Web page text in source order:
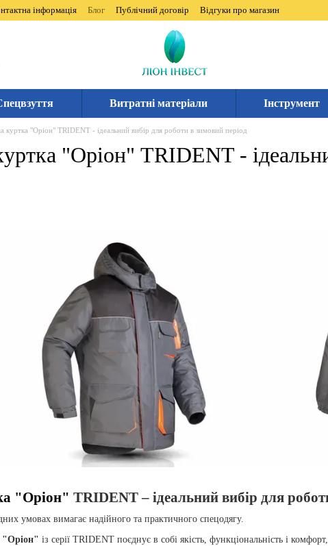
інформація Блог Публічний договір Відгуки про магазин
Витратні матеріали Інструмент
куртка "Оріон" TRIDENT - ідеальний вибір для роботи в зимовий період
"Оріон" TRIDENT -
"Оріон" TRIDENT – ідеальний вибір для
умовах вимагає надійного та практичного спецодягу.
"Оріон" із серії TRIDENT поєднує в собі якість, функціональність і